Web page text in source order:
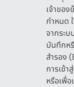
เจ้าขอ
กำหนด
จากระ
บันทึกหรื
สำรอง
การเข้
หรือเพื่